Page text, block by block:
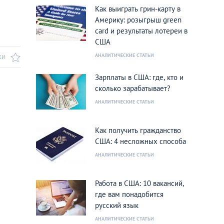
Как выиграть грин-карту в
Америку: розыгрыш green
card и результаты лотереи в
США
АНАЛИТИЧЕСКИЕ СТАТЬИ
Зарплаты в США: где, кто и
сколько зарабатывает?
АНАЛИТИЧЕСКИЕ СТАТЬИ
Как получить гражданство
США: 4 несложных способа
АНАЛИТИЧЕСКИЕ СТАТЬИ
Работа в США: 10 вакансий,
где вам понадобится
русский язык
АНАЛИТИЧЕСКИЕ СТАТЬИ